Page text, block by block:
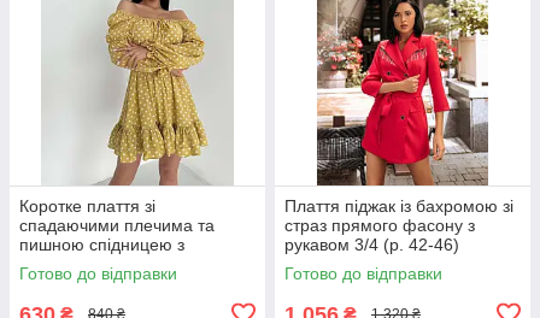
Коротке плаття зі
спадаючими плечима та
пишною спідницею з
воланом (р. 42-46)
66py5272Qr
Готово до відправки
840 ₴
Плаття піджак із бахромою зі
страз прямого фасону з
рукавом 3/4 (р. 42-46)
66py2050Qr
Готово до відправки
1 320 ₴